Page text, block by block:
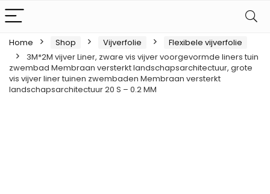
Home Shop Vijverfolie
Flexibele vijverfolie
3M*2M vijver Liner, zware vis vijver voorgevormde liners tuin
zwembad Membraan versterkt landschapsarchitectuur, grote
vis vijver liner tuinen zwembaden Membraan versterkt
landschapsarchitectuur 20 S – 0.2 MM